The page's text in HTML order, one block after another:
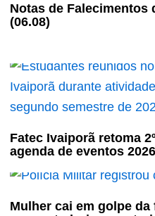
Notas de Falecimentos
(06.08)
Fatec Ivaiporã retoma
agenda de eventos 2026
Mulher cai em golpe da